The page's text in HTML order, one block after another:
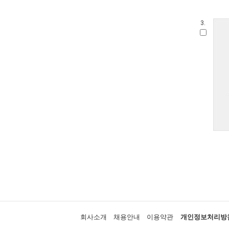
3.
회사소개 채용안내 이용약관 개인정보처리방